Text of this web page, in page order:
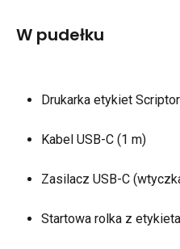
W pudełku
Drukarka etykiet Scriptor
Kabel USB-C (1 m)
Zasilacz USB-C
Startowa rolka z